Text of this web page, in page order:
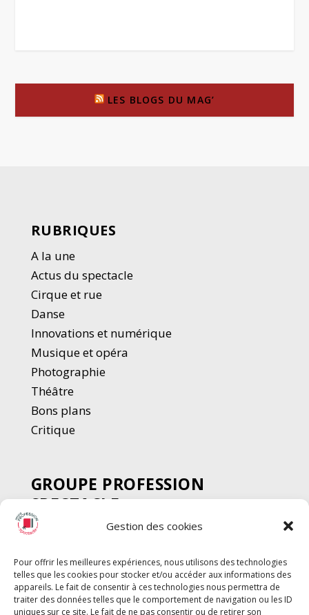
Gestion des cookies
Pour offrir les meilleures expériences, nous utilisons des technologies
telles que les cookies pour stocker et/ou accéder aux informations des
appareils. Le fait de consentir à ces technologies nous permettra de
traiter des données telles que le comportement de navigation ou les ID
uniques sur ce site. Le fait de ne pas consentir ou de retirer son
LES BLOGS DU MAG’
RUBRIQUES
A la une
Actus du spectacle
Cirque et rue
Danse
Innovations et numérique
Musique et opéra
Photographie
Théâtre
Bons plans
Critique
GROUPE PROFESSION
SPECTACLE
Chèque Intermittents
Chèque Compta
Chèque Emploi Spectacle
G-Pods